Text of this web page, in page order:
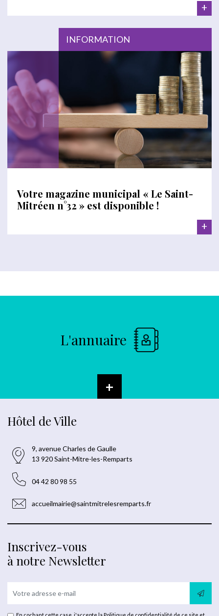
+
INFORMATION
Votre magazine municipal « Le Saint-
Mitréen n°32 » est disponible !
+
L'annuaire
+
Hôtel de Ville
9, avenue Charles de Gaulle
13 920 Saint-Mitre-les-Remparts
04 42 80 98 55
accueilmairie@saintmitrelesremparts.fr
Inscrivez-vous
à notre Newsletter